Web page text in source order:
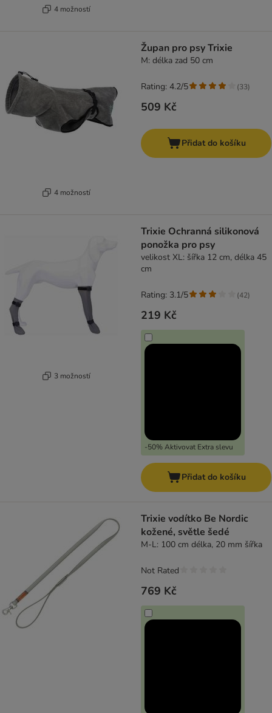
4 možností
4 možností
Župan pro psy Trixie
M: délka zad 50 cm
509 Kč
Rating: 4.2/5 (33)
Přidat do košíku
3 možností
Trixie Ochranná silikonová
ponožka pro psy
velikost XL: šířka 12 cm, délka 45
cm
219 Kč
-50% Aktivovat Extra slevu
Rating: 3.1/5 (42)
Přidat do košíku
Trixie vodítko Be Nordic
kožené, světle šedé
M-L: 100 cm délka, 20 mm šířka
769 Kč
Not Rated